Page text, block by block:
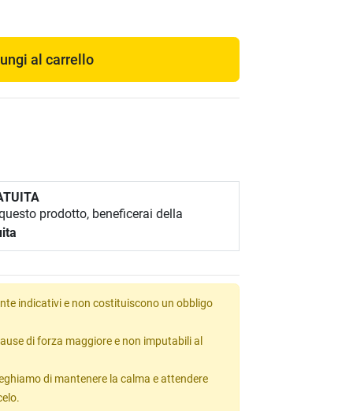
al carrello
prodotto, beneficerai della
indicativi e non costituiscono un obbligo
di forza maggiore e non imputabili al
di mantenere la calma e attendere